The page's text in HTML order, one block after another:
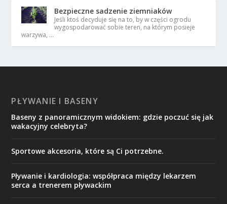
Bezpieczne sadzenie ziemniaków
Jeśli ktoś decyduje się na to, by w części ogrodu
wygospodarować sobie teren, na którym posieje
warzywa, …
PŁYWANIE I BASENY
Baseny z panoramicznym widokiem: gdzie poczuć się jak
wakacyjny celebryta?
Sportowe akcesoria, które są Ci potrzebne.
Pływanie i kardiologia: współpraca między lekarzem
serca a trenerem pływackim